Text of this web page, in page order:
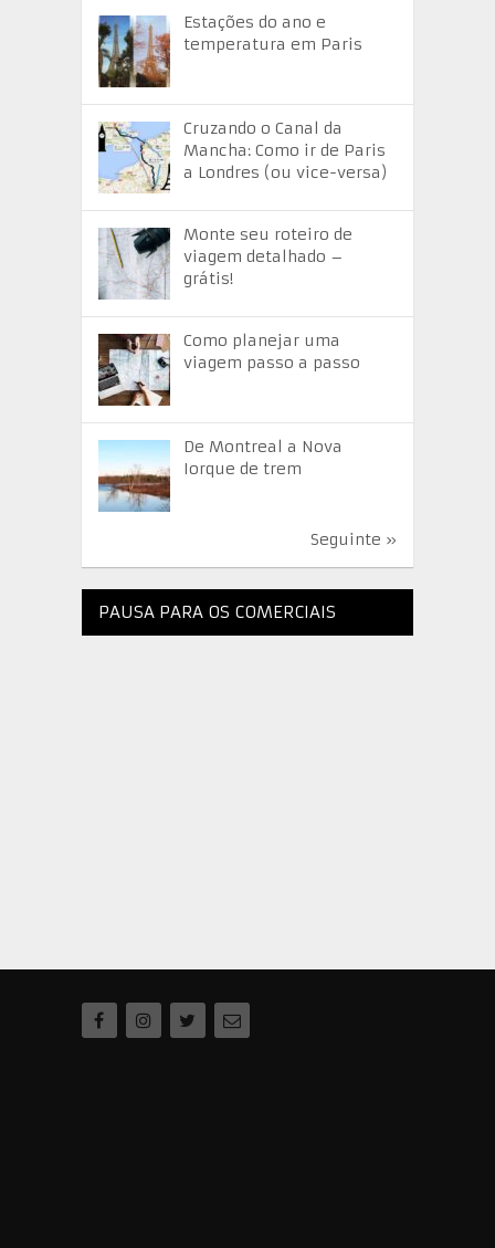
Estações do ano e
temperatura em Paris
Cruzando o Canal da
Mancha: Como ir de Paris
a Londres (ou vice-versa)
Monte seu roteiro de
viagem detalhado –
grátis!
Como planejar uma
viagem passo a passo
De Montreal a Nova
Iorque de trem
Seguinte »
PAUSA PARA OS COMERCIAIS